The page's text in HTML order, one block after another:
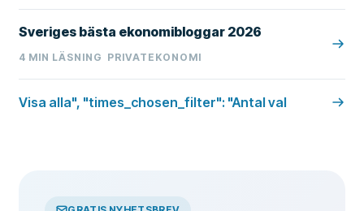
Sveriges bästa ekonomibloggar 2026
4 MIN LÄSNING PRIVATEKONOMI
Visa alla", "times_chosen_filter": "Antal val